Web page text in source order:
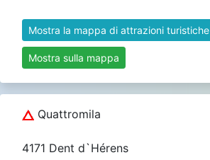
Mostra la mappa di attrazioni turistiche
Mostra sulla mappa
Quattromila
4171 Dent d`Hérens